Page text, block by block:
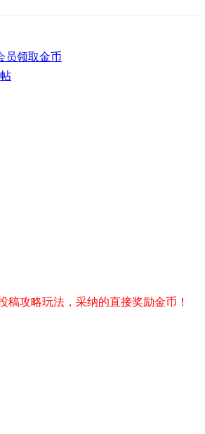
员领取金币
稿攻略玩法，采纳的直接奖励金币！